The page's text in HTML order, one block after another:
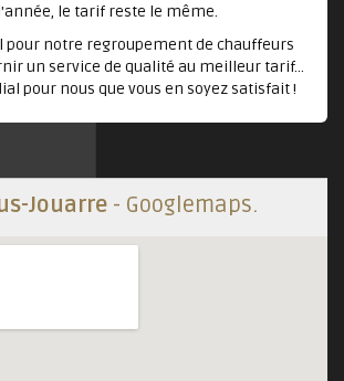
le tarif reste le même.
notre regroupement de chauffeurs
un service de qualité au meilleur tarif...
pour nous que vous en soyez satisfait !
Jouarre - Googlemaps.